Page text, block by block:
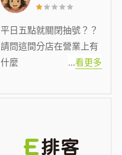
平日五點就關閉抽號？？
請問這間分店在營業上有
什麼
...看更多